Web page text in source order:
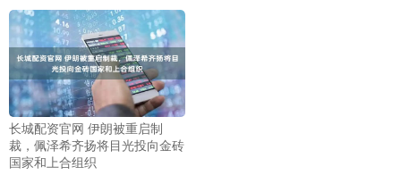
长城配资官网 伊朗被重启制
裁，佩泽希齐扬将目光投向金砖
国家和上合组织